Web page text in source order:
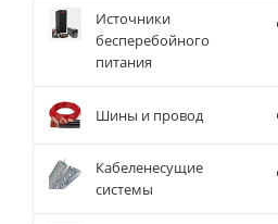
Источники
бесперебойного
питания
Шины и провод
Кабеленесущие
системы